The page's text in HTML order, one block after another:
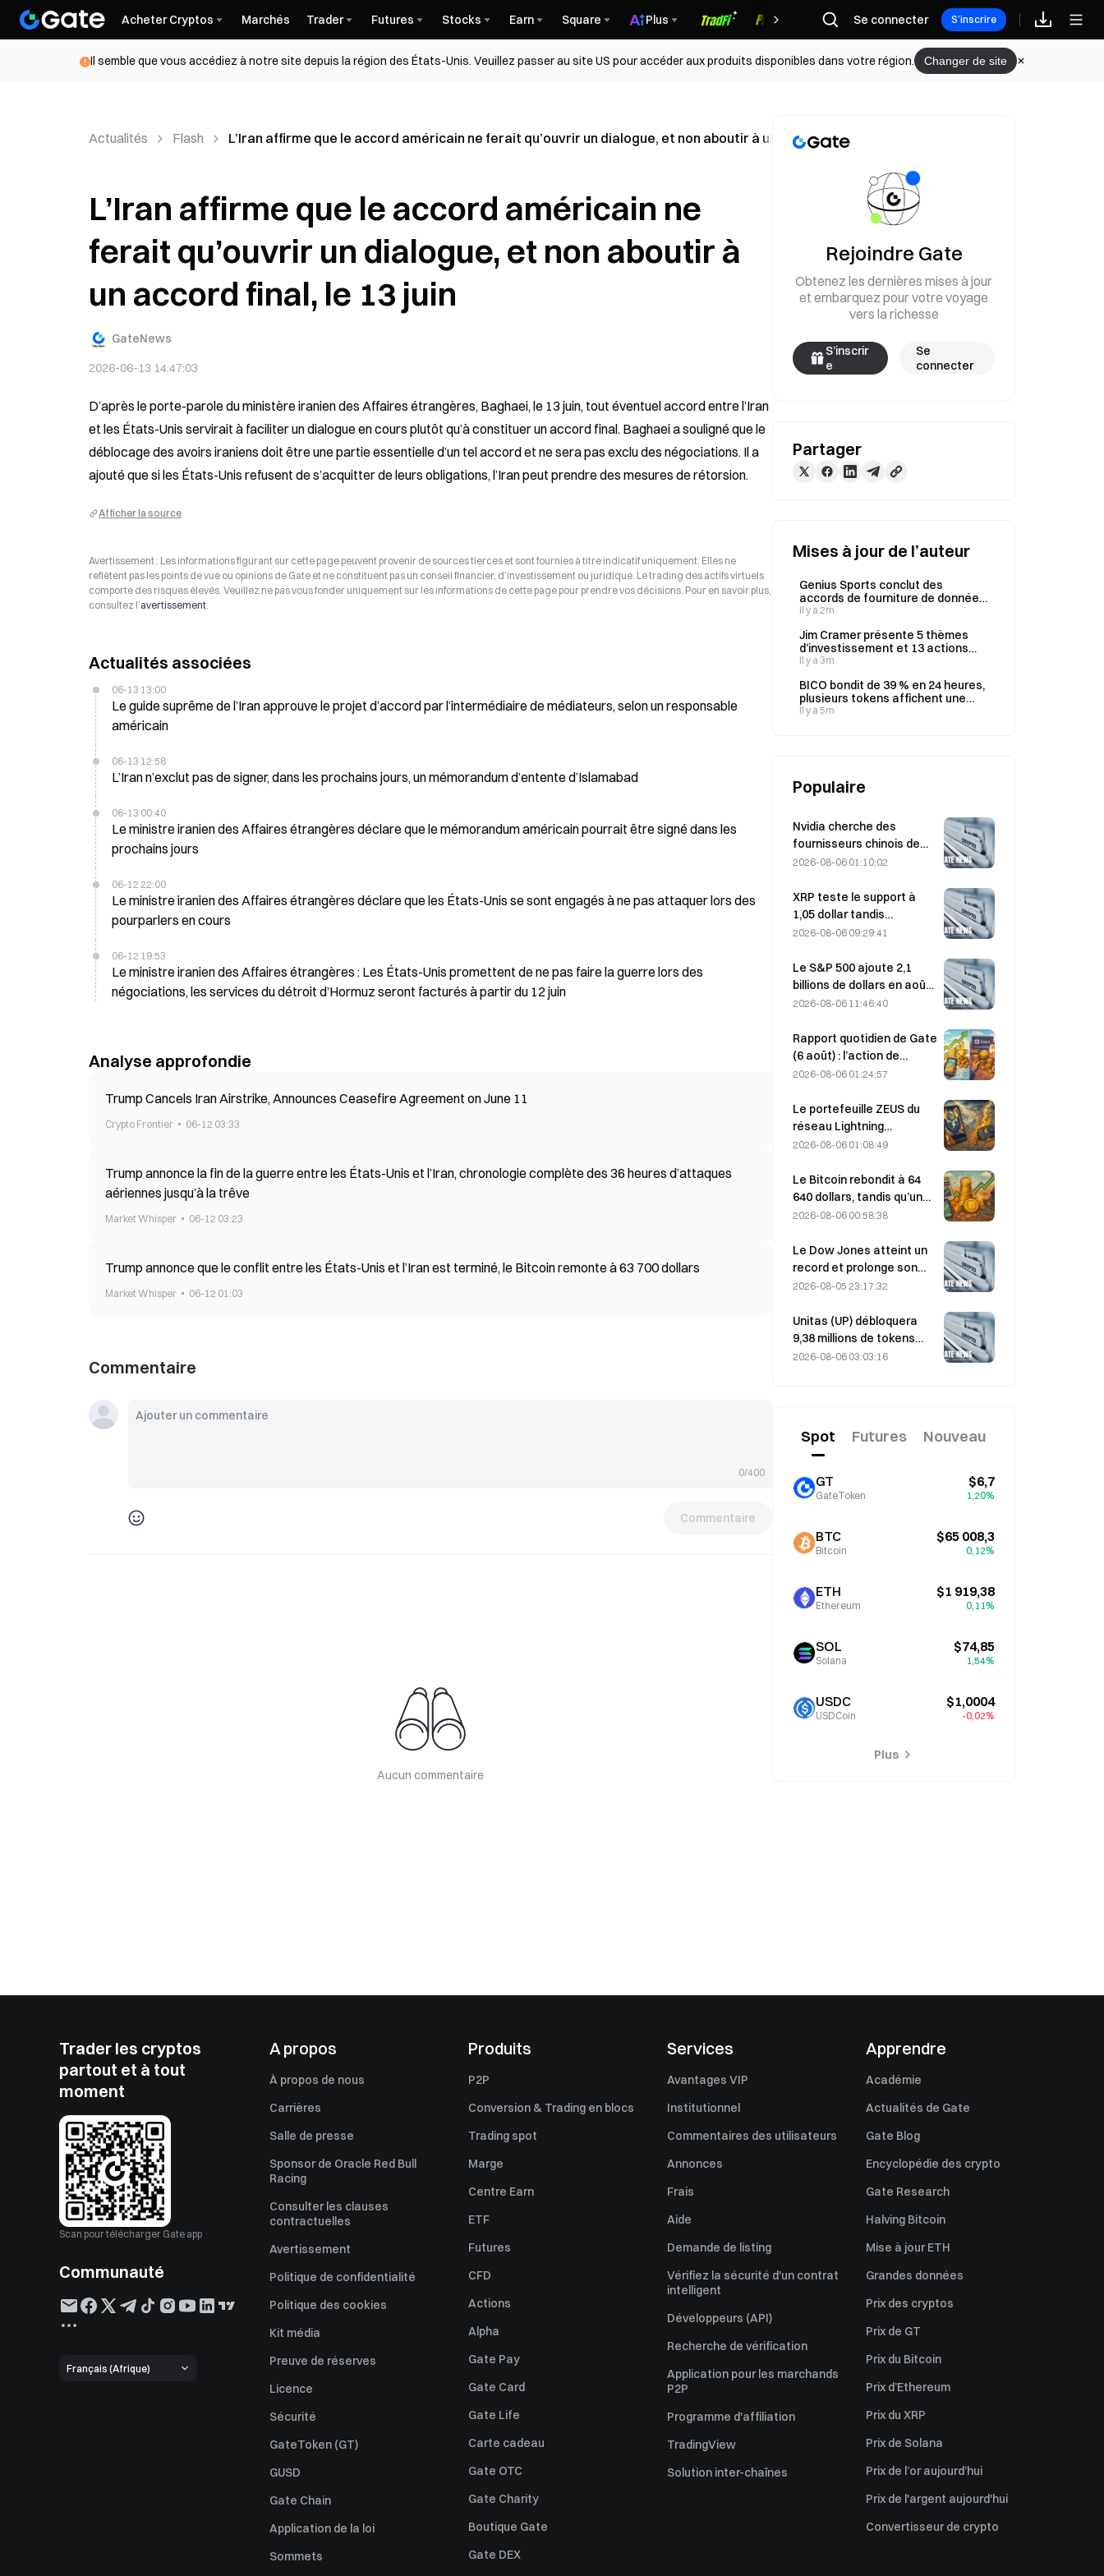
Acheter Cryptos Marchés Trader Futures Stocks Earn Square Plus Récompenses
Se connecter S’inscrire
Il semble que vous accédiez à notre site depuis la région des États-Unis. Veuillez passer au site US pour accéder aux produits disponibles dans votre région. Changer de site
Actualités Flash L’Iran affirme que le accord américain ne ferait qu’ouvrir un dialogue, et non aboutir à un accord final, le 13 juin
L’Iran affirme que le accord américain ne
ferait qu’ouvrir un dialogue, et non aboutir à
un accord final, le 13 juin
GateNews
2026-06-13 14:47:03
D’après le porte-parole du ministère iranien des Affaires étrangères, Baghaei, le 13 juin, tout éventuel accord entre l’Iran
et les États-Unis servirait à faciliter un dialogue en cours plutôt qu’à constituer un accord final. Baghaei a souligné que le
déblocage des avoirs iraniens doit être une partie essentielle d’un tel accord et ne sera pas exclu des négociations. Il a
ajouté que si les États-Unis refusent de s’acquitter de leurs obligations, l’Iran peut prendre des mesures de rétorsion.
Afficher la source
Avertissement : Les informations figurant sur cette page peuvent provenir de sources tierces et sont fournies à titre indicatif uniquement. Elles ne
reflètent pas les points de vue ou opinions de Gate et ne constituent pas un conseil financier, d’investissement ou juridique. Le trading des actifs virtuels
comporte des risques élevés. Veuillez ne pas vous fonder uniquement sur les informations de cette page pour prendre vos décisions. Pour en savoir plus,
consultez l’avertissement.
Actualités associées
06-13 13:00
Le guide suprême de l’Iran approuve le projet d’accord par l’intermédiaire de médiateurs, selon un responsable
américain
06-13 12:58
L’Iran n’exclut pas de signer, dans les prochains jours, un mémorandum d’entente d’Islamabad
06-13 00:40
Le ministre iranien des Affaires étrangères déclare que le mémorandum américain pourrait être signé dans les
prochains jours
06-12 22:00
Le ministre iranien des Affaires étrangères déclare que les États-Unis se sont engagés à ne pas attaquer lors des
pourparlers en cours
06-12 19:53
Le ministre iranien des Affaires étrangères : Les États-Unis promettent de ne pas faire la guerre lors des
négociations, les services du détroit d’Hormuz seront facturés à partir du 12 juin
Analyse approfondie
Trump Cancels Iran Airstrike, Announces Ceasefire Agreement on June 11
Crypto Frontier 06-12 03:33
Trump annonce la fin de la guerre entre les États-Unis et l’Iran, chronologie complète des 36 heures d’attaques
aériennes jusqu’à la trêve
Market Whisper 06-12 03:23
Trump annonce que le conflit entre les États-Unis et l’Iran est terminé, le Bitcoin remonte à 63 700 dollars
Market Whisper 06-12 01:03
Commentaire
0/400
Commentaire
Aucun commentaire
Rejoindre Gate
Obtenez les dernières mises à jour
et embarquez pour votre voyage
vers la richesse
S’inscrir
e
Se
connecter
Partager
Mises à jour de l’auteur
Genius Sports conclut des
accords de fourniture de données
avec Polymarket et Kalshi, tandis
atteint 195,5 millions de dollars
Il y a 2m
Jim Cramer présente 5 thèmes
d’investissement et 13 actions
dans l’émission Mad Money de
tête avec des gains de 89 % à 103
%.
Il y a 3m
BICO bondit de 39 % en 24 heures,
plusieurs tokens affichent une
tendance au repli
Il y a 5m
Populaire
Nvidia cherche des
fournisseurs chinois de
stations de base IA pour
6G
2026-08-06 01:10:02
XRP teste le support à
1,05 dollar tandis
qu’Ethereum se maintient
contexte de faible volume
2026-08-06 09:29:41
Le S&P 500 ajoute 2,1
billions de dollars en août,
en hausse de 3,12 %,
gagne que 2 %.
2026-08-06 11:46:40
Rapport quotidien de Gate
(6 août) : l’action de
préférence STRC de
fortement ; Block relève
ses prévisions de
résultats pour l’ensemble
2026-08-06 01:24:57
Le portefeuille ZEUS du
réseau Lightning
temporairement mis hors
l’équipe affirme que les
fonds des utilisateurs
n’ont pas été perdus
2026-08-06 01:08:49
Le Bitcoin rebondit à 64
640 dollars, tandis qu’une
vulnérabilité de Coldcard
portefeuilles actifs à son
plus haut niveau en trois
mois
2026-08-06 00:58:38
Le Dow Jones atteint un
record et prolonge son
rallye de cinq jours durant
investissements dans l’IA
stimulent les gains
2026-08-05 23:17:32
Unitas (UP) débloquera
9,38 millions de tokens
d’une valeur de 3,18
2026-08-06 03:03:16
Spot Futures Nouveau
GT
GateToken
$6,7
1,20%
BTC
Bitcoin
$65 008,3
0,12%
ETH
Ethereum
$1 919,38
0,11%
SOL
Solana
$74,85
1,54%
USDC
USDCoin
$1,0004
-0,02%
Plus
Trader les cryptos
partout et à tout
moment
Scan pour télécharger Gate app
Communauté
Français (Afrique)
A propos
À propos de nous
Carrières
Salle de presse
Sponsor de Oracle Red Bull
Racing
Consulter les clauses
contractuelles
Avertissement
Politique de confidentialité
Politique des cookies
Kit média
Preuve de réserves
Licence
Sécurité
GateToken (GT)
GUSD
Gate Chain
Application de la loi
Sommets
Produits
P2P
Conversion & Trading en blocs
Trading spot
Marge
Centre Earn
ETF
Futures
CFD
Actions
Alpha
Gate Pay
Gate Card
Gate Life
Carte cadeau
Gate OTC
Gate Charity
Boutique Gate
Gate DEX
Services
Avantages VIP
Institutionnel
Commentaires des utilisateurs
Annonces
Frais
Aide
Demande de listing
Vérifiez la sécurité d'un contrat
intelligent
Développeurs (API)
Recherche de vérification
Application pour les marchands
P2P
Programme d'affiliation
TradingView
Solution inter-chaînes
Apprendre
Académie
Actualités de Gate
Gate Blog
Encyclopédie des crypto
Gate Research
Halving Bitcoin
Mise à jour ETH
Grandes données
Prix des cryptos
Prix de GT
Prix du Bitcoin
Prix d’Ethereum
Prix du XRP
Prix de Solana
Prix de l’or aujourd’hui
Prix de l'argent aujourd'hui
Convertisseur de crypto